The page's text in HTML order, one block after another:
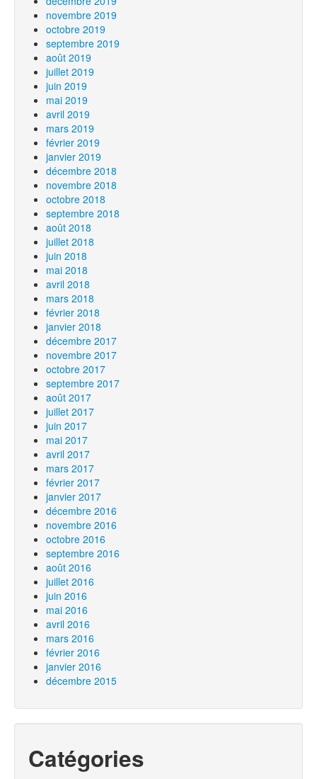
novembre 2019
octobre 2019
septembre 2019
août 2019
juillet 2019
juin 2019
mai 2019
avril 2019
mars 2019
février 2019
janvier 2019
décembre 2018
novembre 2018
octobre 2018
septembre 2018
août 2018
juillet 2018
juin 2018
mai 2018
avril 2018
mars 2018
février 2018
janvier 2018
décembre 2017
novembre 2017
octobre 2017
septembre 2017
août 2017
juillet 2017
juin 2017
mai 2017
avril 2017
mars 2017
février 2017
janvier 2017
décembre 2016
novembre 2016
octobre 2016
septembre 2016
août 2016
juillet 2016
juin 2016
mai 2016
avril 2016
mars 2016
février 2016
janvier 2016
décembre 2015
Catégories